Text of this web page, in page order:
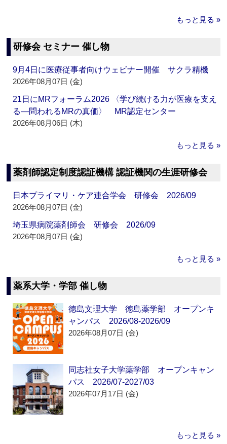
もっと見る »
研修会 セミナー 催し物
9月4日に医療従事者向けウェビナー開催 サクラ精機
2026年08月07日 (金)
21日にMRフォーラム2026 〈学び続ける力が医療を支え
る―問われるMRの真価〉 MR認定センター
2026年08月06日 (木)
もっと見る »
薬剤師認定制度認証機構 認証機関の生涯研修会
日本プライマリ・ケア連合学会 研修会 2026/09
2026年08月07日 (金)
埼玉県病院薬剤師会 研修会 2026/09
2026年08月07日 (金)
もっと見る »
薬系大学・学部 催し物
徳島文理大学 徳島薬学部 オープンキ
ャンパス 2026/08-2026/09
2026年08月07日 (金)
同志社女子大学薬学部 オープンキャン
パス 2026/07-2027/03
2026年07月17日 (金)
もっと見る »